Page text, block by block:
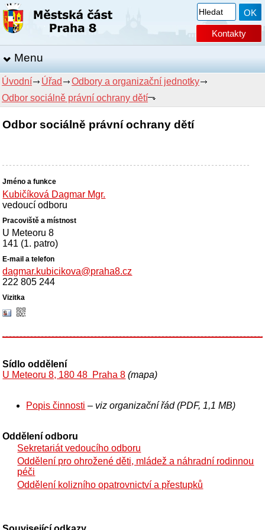
Kontakty
Menu
Úvodní Úřad
Odbory a organizační jednotky
Odbor sociálně právní ochrany dětí
Odbor sociálně právní ochrany dětí
Kubičíková Dagmar Mgr.
vedoucí odboru
U Meteoru 8
141 (1. patro)
dagmar.kubicikova@praha8.cz
222 805 244
Sídlo oddělení
U Meteoru 8, 180 48 Praha 8 (mapa)
Popis činnosti – viz organizační řád (PDF, 1,1 MB)
Oddělení odboru
Sekretariát vedoucího odboru
Oddělení pro ohrožené děti, mládež a náhradní rodinnou
péči
Oddělení kolizního opatrovnictví a přestupků